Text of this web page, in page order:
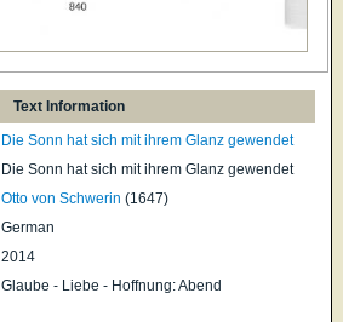
Text Information
Die Sonn hat sich mit ihrem Glanz gewendet
Die Sonn hat sich mit ihrem Glanz gewendet
Otto von Schwerin (1647)
German
2014
Glaube - Liebe - Hoffnung: Abend